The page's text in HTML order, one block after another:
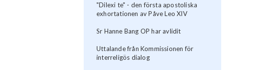
"Dilexi te" - den första apostoliska
exhortationen av Påve Leo XIV
Sr Hanne Bang OP har avlidit
Uttalande från Kommissionen för
interreligös dialog